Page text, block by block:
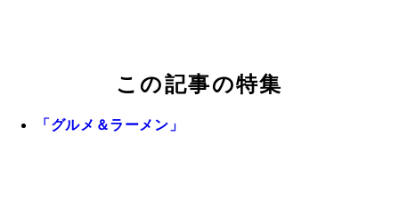
この記事の特集
「グルメ＆ラーメン」